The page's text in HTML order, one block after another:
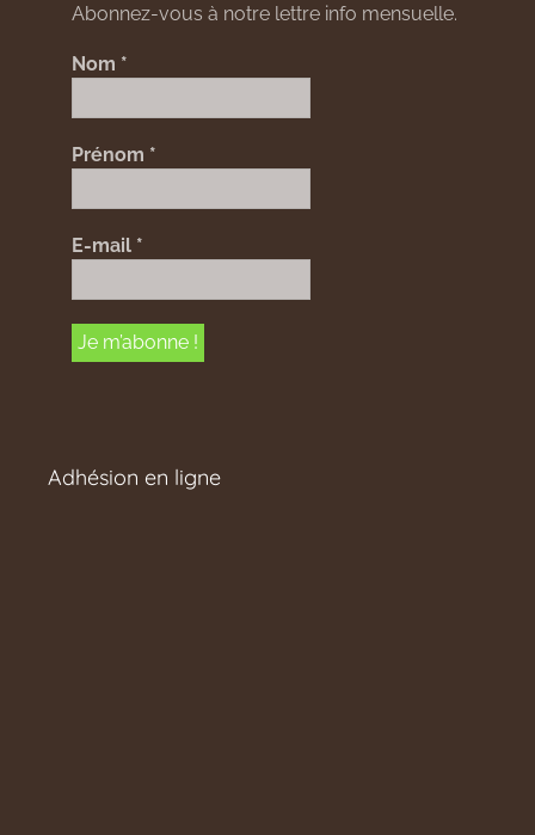
Abonnez-vous à notre lettre info mensuelle.
Nom *
Prénom *
E-mail *
Adhésion en ligne